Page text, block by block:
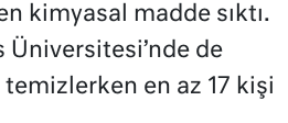
kimyasal madde sıktı.
Üniversitesi’nde de
en az 17 kişi